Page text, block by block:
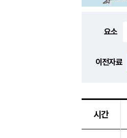
요소
이전자료
시간